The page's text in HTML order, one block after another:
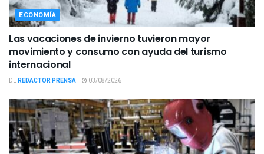
ECONOMÍA
Las vacaciones de invierno tuvieron mayor
movimiento y consumo con ayuda del turismo
internacional
DEREDACTOR PRENSA 03/08/2026